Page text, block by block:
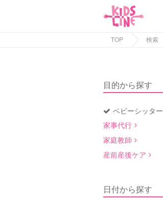
TOP 検索
目的から探す
ベビーシッター
家事代行
家庭教師
産前産後ケア
日付から探す